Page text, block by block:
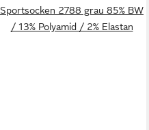
Sportsocken 2788 grau 85% BW
/ 13% Polyamid / 2% Elastan